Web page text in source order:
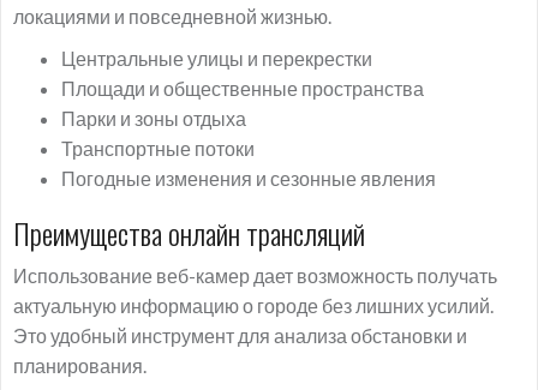
локациями и повседневной жизнью.
Центральные улицы и перекрестки
Площади и общественные пространства
Парки и зоны отдыха
Транспортные потоки
Погодные изменения и сезонные явления
Преимущества онлайн трансляций
Использование веб-камер дает возможность получать
актуальную информацию о городе без лишних усилий.
Это удобный инструмент для анализа обстановки и
планирования.